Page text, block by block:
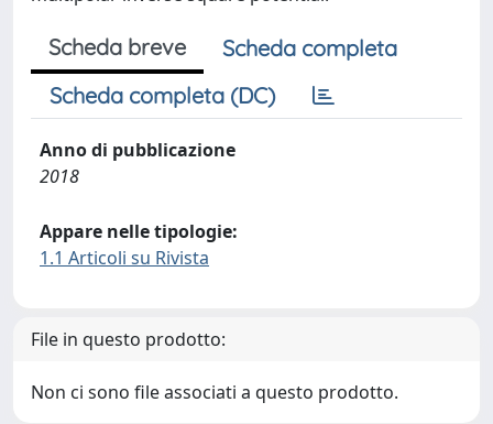
Scheda breve
Scheda completa
Scheda completa (DC)
Anno di pubblicazione
2018
Appare nelle tipologie:
1.1 Articoli su Rivista
File in questo prodotto:
Non ci sono file associati a questo prodotto.